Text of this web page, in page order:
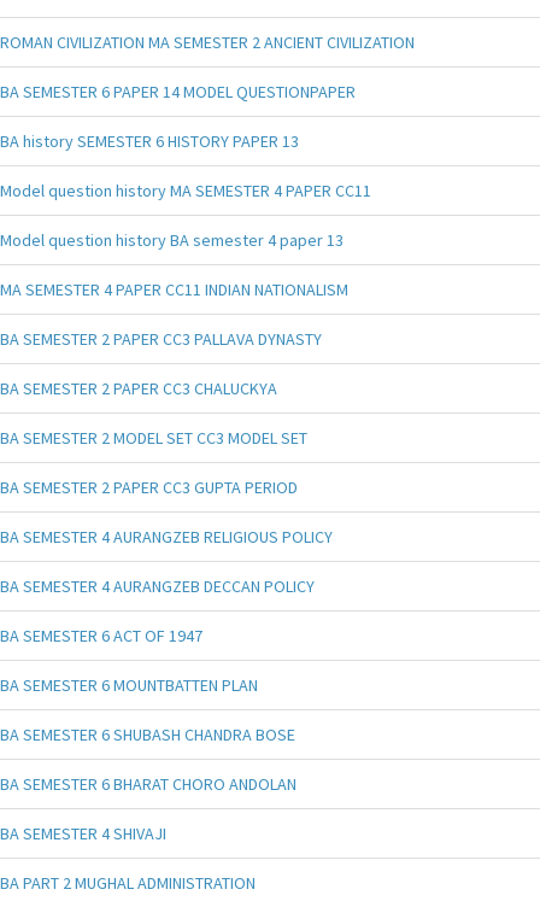
ROMAN CIVILIZATION MA SEMESTER 2 ANCIENT CIVILIZATION
BA SEMESTER 6 PAPER 14 MODEL QUESTIONPAPER
BA history SEMESTER 6 HISTORY PAPER 13
Model question history MA SEMESTER 4 PAPER CC11
Model question history BA semester 4 paper 13
MA SEMESTER 4 PAPER CC11 INDIAN NATIONALISM
BA SEMESTER 2 PAPER CC3 PALLAVA DYNASTY
BA SEMESTER 2 PAPER CC3 CHALUCKYA
BA SEMESTER 2 MODEL SET CC3 MODEL SET
BA SEMESTER 2 PAPER CC3 GUPTA PERIOD
BA SEMESTER 4 AURANGZEB RELIGIOUS POLICY
BA SEMESTER 4 AURANGZEB DECCAN POLICY
BA SEMESTER 6 ACT OF 1947
BA SEMESTER 6 MOUNTBATTEN PLAN
BA SEMESTER 6 SHUBASH CHANDRA BOSE
BA SEMESTER 6 BHARAT CHORO ANDOLAN
BA SEMESTER 4 SHIVAJI
BA PART 2 MUGHAL ADMINISTRATION